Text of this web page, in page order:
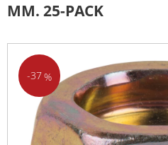
MM. 25-PACK
37%